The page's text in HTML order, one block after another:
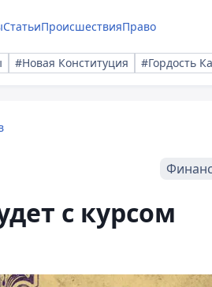
СтатьиПроисшествияПраво
#Новая Конституция #Гордость
с курсом